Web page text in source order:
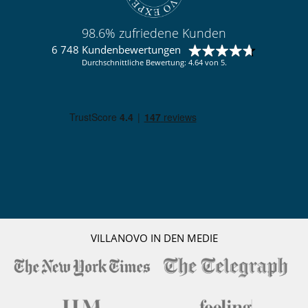
98.6% zufriedene Kunden
6 748 Kundenbewertungen
Durchschnittliche Bewertung: 4.64 von 5.
VILLANOVO IN DEN MEDIE